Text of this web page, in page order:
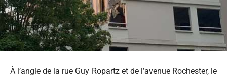
À l’angle de la rue Guy Ropartz et de l’avenue Rochester, le